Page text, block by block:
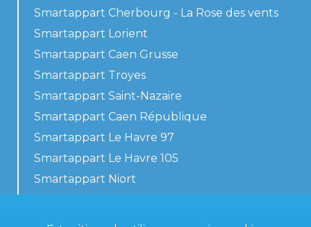
Smartappart Cherbourg - La Rose des vents
Smartappart Lorient
Smartappart Caen Grusse
Smartappart Troyes
Smartappart Saint-Nazaire
Smartappart Caen République
Smartappart Le Havre 97
Smartappart Le Havre 105
Smartappart Niort